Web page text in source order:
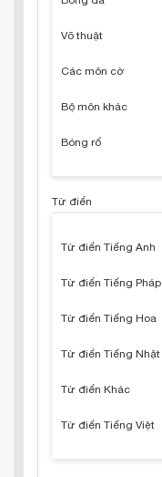
Võ thuật
Các môn cờ
Bộ môn khác
Bóng rổ
Từ điển
Từ điển Tiếng Anh
Từ điển Tiếng Pháp
Từ điển Tiếng Hoa
Từ điển Tiếng Nhật
Từ điển Khác
Từ điển Tiếng Việt